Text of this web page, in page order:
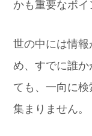
かも重要なポイ
世の中には情
め、すでに誰
ても、一向に
集まりません。